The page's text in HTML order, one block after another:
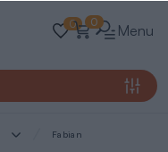
0 0 Menu
Fabian